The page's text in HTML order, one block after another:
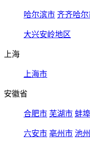
哈尔滨市 齐齐哈尔
大兴安岭地区
上海
上海市
安徽省
合肥市 芜湖市 蚌
六安市 亳州市 池